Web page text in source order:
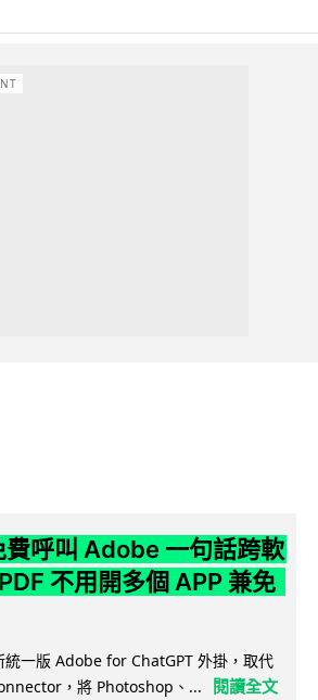
呼叫 Adobe 一句話跨軟
不用開多個 APP 兼免
一版 Adobe for ChatGPT 外掛，取代
，將 Photoshop、...
閱讀全文